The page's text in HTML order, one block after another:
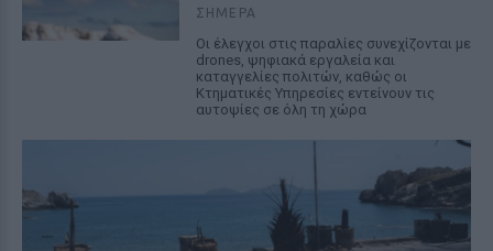
ΣΉΜΕΡΑ
Οι έλεγχοι στις παραλίες συνεχίζονται με
drones, ψηφιακά εργαλεία και
καταγγελίες πολιτών, καθώς οι
Κτηματικές Υπηρεσίες εντείνουν τις
αυτοψίες σε όλη τη χώρα